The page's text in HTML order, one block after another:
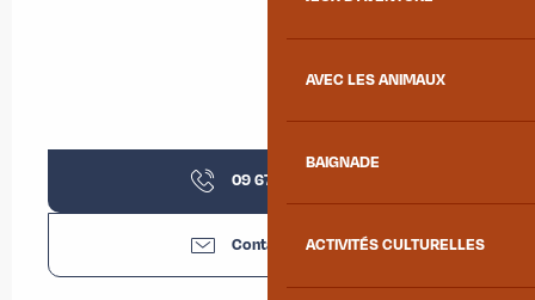
AVEC LES ANIMAUX
BAIGNADE
ACTIVITÉS CULTURELLES
09 67 76 88
Contactez-nous